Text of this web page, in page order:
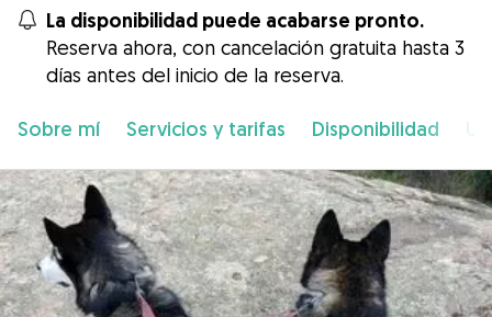
La disponibilidad puede acabarse pronto.
Reserva ahora, con cancelación gratuita hasta 3
días antes del inicio de la reserva.
Sobre mí Servicios y tarifas Disponibilidad